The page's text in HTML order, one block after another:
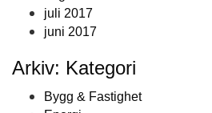
juli 2017
juni 2017
Arkiv: Kategori
Bygg & Fastighet